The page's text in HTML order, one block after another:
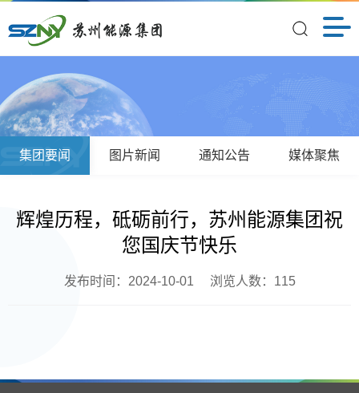
集团要闻 图片新闻 通知公告 媒体聚焦
辉煌历程，砥砺前行，苏州能源集团祝
您国庆节快乐
发布时间：2024-10-01 浏览人数： 115